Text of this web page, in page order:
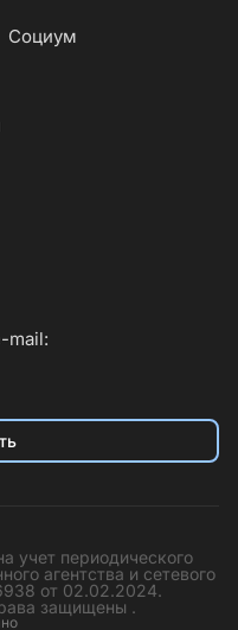
Социум
mail:
учет периодического
агентства и сетевого
от 02.02.2024.
защищены .